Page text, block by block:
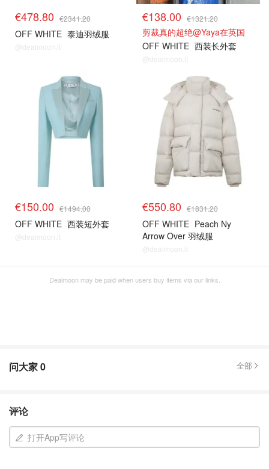
€478.80 €2341.20
OFF WHITE 泰迪羽绒服
@dealmoon.it
€138.00 €1321.20
剪裁真的超绝@Yaya在英国
OFF WHITE 西装长外套
@dealmoon.it
€150.00 €1494.00
OFF WHITE 西装短外套
@dealmoon.it
€550.80 €1831.20
OFF WHITE Peach Ny
Arrow Over 羽绒服
@dealmoon.it
Dealmoon may be paid when users buy items via our links.
问大家0 全部
评论
打开App写评论